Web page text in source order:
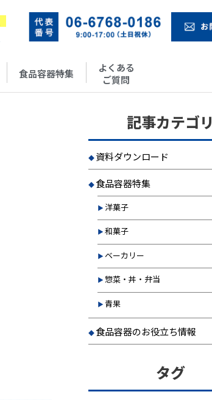
食品容器特集
よくある
ご質問
記事カテゴリ
資料ダウンロード
食品容器特集
洋菓子
和菓子
ベーカリー
惣菜・丼・弁当
青果
食品容器のお役立ち情報
タグ